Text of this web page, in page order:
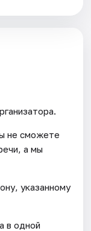
не сможете
а мы
указанному
в одной